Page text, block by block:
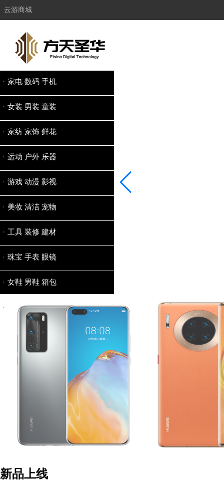
云游商城
· 家电 数码 手机
· 女装 男装 童装
· 家纺 家饰 鲜花
· 运动 户外 乐器
· 游戏 动漫 影视
· 美妆 清洁 宠物
· 工具 装修 建材
· 珠宝 手表 眼镜
· 女鞋 男鞋 箱包
· 零食 生鲜 茶酒
新品上线